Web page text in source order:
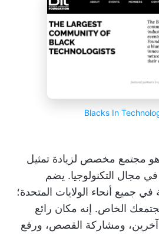
Blacks In
هو مجتمع مخصص لزيادة تمثيل
مجال التكنولوجيا. يضم
جميع أنحاء الولايات المتحدة؛
الخاص. إنه مكان رائع
ومشاركة القصص، ورفع